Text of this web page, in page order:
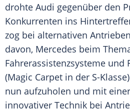
drohte Audi gegenüber den
Konkurrenten ins
zog bei alternativen
davon, Mercedes beim
Fahrerassistenzsysteme und
(Magic Carpet in der S-
nun aufzuholen und mit
innovativer Technik bei